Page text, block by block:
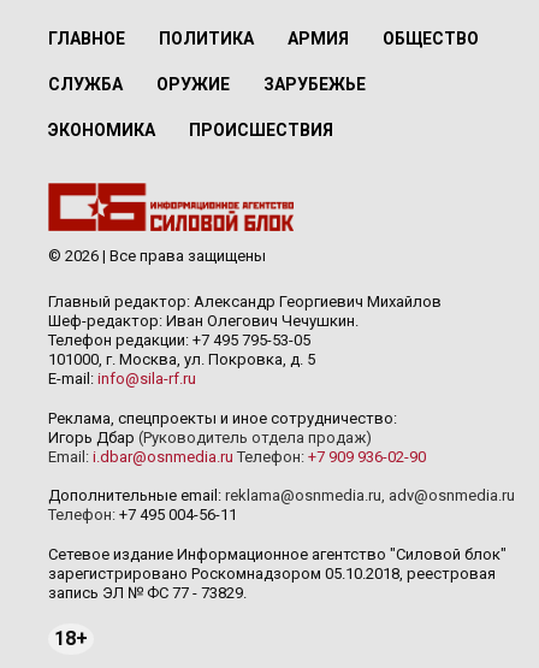
ГЛАВНОЕ ПОЛИТИКА АРМИЯ ОБЩЕСТВО
СЛУЖБА ОРУЖИЕ ЗАРУБЕЖЬЕ
ЭКОНОМИКА ПРОИСШЕСТВИЯ
© 2026 | Все права защищены
Главный редактор: Александр Георгиевич Михайлов
Шеф-редактор: Иван Олегович Чечушкин.
Телефон редакции: +7 495 795-53-05
101000, г. Москва, ул. Покровка, д. 5
E-mail: info@sila-rf.ru
Реклама, спецпроекты и иное сотрудничество:
Игорь Дбар (Руководитель отдела продаж)
Email: i.dbar@osnmedia.ru Телефон: +7 909 936-02-90
Дополнительные email: reklama@osnmedia.ru, adv@osnmedia.ru
Телефон: +7 495 004-56-11
Сетевое издание Информационное агентство "Силовой блок"
зарегистрировано Роскомнадзором 05.10.2018, реестровая
запись ЭЛ № ФС 77 - 73829.
18+